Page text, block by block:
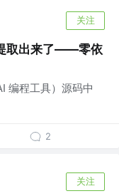
关注
取出来了——零依
编程工具）源码中
2
关注